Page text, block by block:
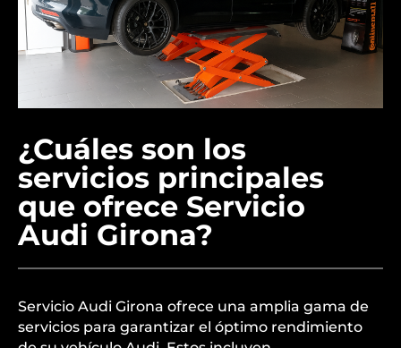
¿Cuáles son los
servicios principales
que ofrece Servicio
Audi Girona?
Servicio Audi Girona ofrece una amplia gama de
servicios para garantizar el óptimo rendimiento